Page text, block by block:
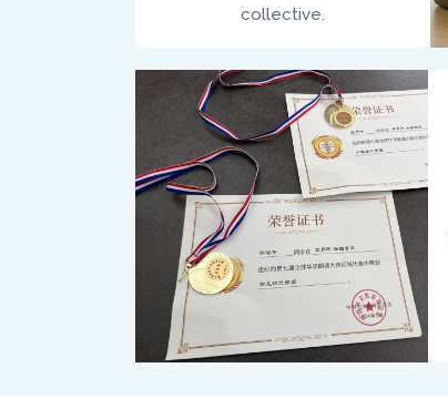
collective.